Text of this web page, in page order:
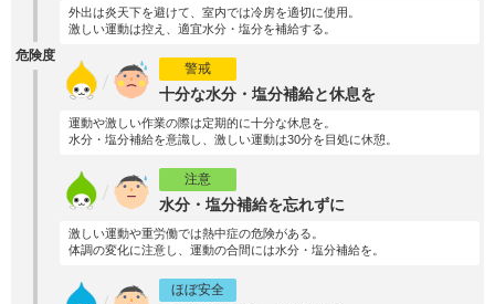
危険度
外出は炎天下を避けて、室内では冷房を適切に使用。
激しい運動は控え、適宜水分・塩分を補給する。
警戒
十分な水分・塩分補給と休息を
運動や激しい作業の際は定期的に十分な休息を。
水分・塩分補給を意識し、激しい運動は30分を目処に休憩。
注意
水分・塩分補給を忘れずに
激しい運動や重労働では熱中症の危険がある。
体調の変化に注意し、運動の合間には水分・塩分補給を。
ほぼ安全